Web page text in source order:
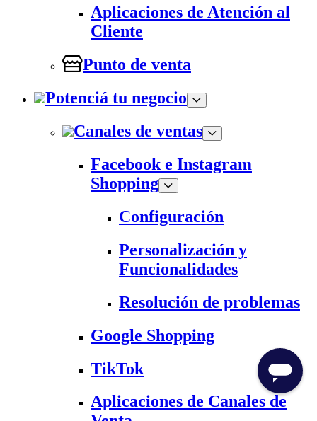
Aplicaciones de Atención al
Cliente
Punto de venta
Potenciá tu negocio
Canales de ventas
Facebook e Instagram
Shopping
Configuración
Personalización y
Funcionalidades
Resolución de problemas
Google Shopping
TikTok
Aplicaciones de Canales de